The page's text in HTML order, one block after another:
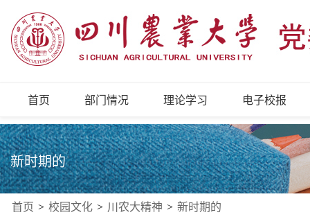
首页 部门情况 理论学习 电子校报
新时期的
首页 > 校园文化 > 川农大精神 > 新时期的